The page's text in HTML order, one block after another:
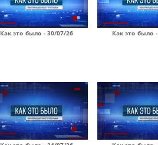
Как это было - 30/07/26 Как это было